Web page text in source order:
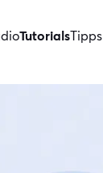
TutorialsTipps